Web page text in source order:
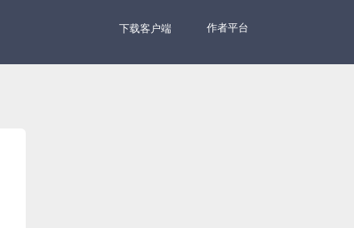
下载客户端 作者平台